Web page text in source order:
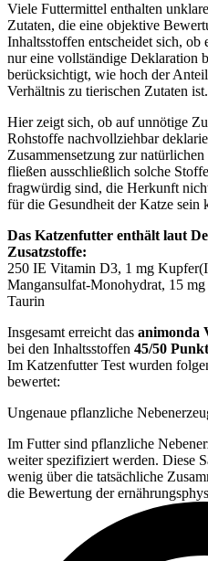
Viele Futtermittel enthalten
Zutaten, die eine objektive
Inhaltsstoffen entscheidet sich,
nur eine vollständige Deklaration
berücksichtigt, wie hoch der
Verhältnis zu tierischen Zutaten ist.
Hier zeigt sich, ob auf unnötige
Rohstoffe nachvollziehbar
Zusammensetzung zur
fließen ausschließlich solche
fragwürdig sind, die Herkunft
für die Gesundheit der Katze sein
Das Katzenfutter enthält laut
Zusatzstoffe:
250 IE Vitamin D3, 1 mg
Mangansulfat-Monohydrat, 15
Taurin
Insgesamt erreicht das animonda
bei den Inhaltsstoffen 45/50
Im Katzenfutter Test wurden
bewertet:
Ungenaue pflanzliche
Im Futter sind pflanzliche
weiter spezifiziert werden. Diese
wenig über die tatsächliche
die Bewertung der